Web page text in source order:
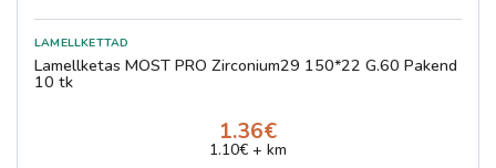
Lamellketas MOST PRO Zirconium29 150*22 G.60 Pakend
10 tk
1.36€
1.10€ + km